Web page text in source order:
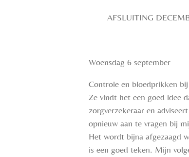
AFSLUITING
Woensdag 6 september
Controle en bloedprikken
Ze vindt het een goed idee
zorgverzekeraar en
opnieuw aan te vragen bij
Het wordt bijna afgezaagd
is een goed teken. Mijn